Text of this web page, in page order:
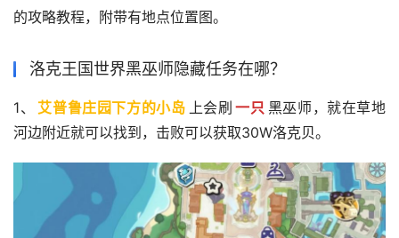
的攻略教程，附带有地点位置图。
洛克王国世界黑巫师隐藏任务在哪？
1、 艾普鲁庄园下方的小岛 上会刷 一只 黑巫师，就在草地
河边附近就可以找到，击败可以获取30W洛克贝。